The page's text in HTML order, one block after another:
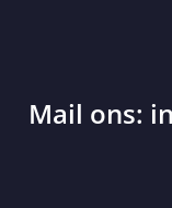
Mail ons: